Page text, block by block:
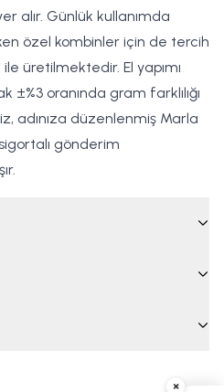
alır. Günlük kullanımda
özel kombinler için de tercih
üretilmektedir. El yapımı
±%3 oranında gram farklılığı
adınıza düzenlenmiş Marla
gönderim
×